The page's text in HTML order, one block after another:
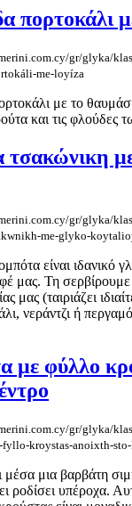
πορτοκάλι
gr/glyka/
me-loyíza
με το
και τις φλούδες
gr/glyka/
me-glyko-
είναι ιδανικό
μας. Τη
μας (ταιριάζει
νεράντζι ή
με φύλλο
gr/glyka/
fyllo-kroystas-anoixth-
μέσα μια βαρβάτη
ροδίσει υπέροχα.